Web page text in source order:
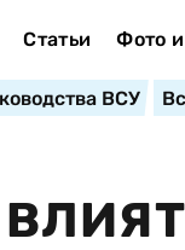
Статьи Фото
ВСУ